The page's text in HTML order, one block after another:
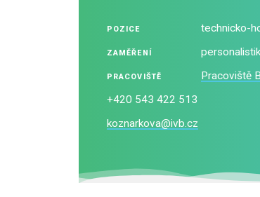
POZICE technicko-
ZAMĚŘENÍ
PRACOVIŠTĚ
Pracoviště
+420 543 422 513
koznarkova@ivb.cz